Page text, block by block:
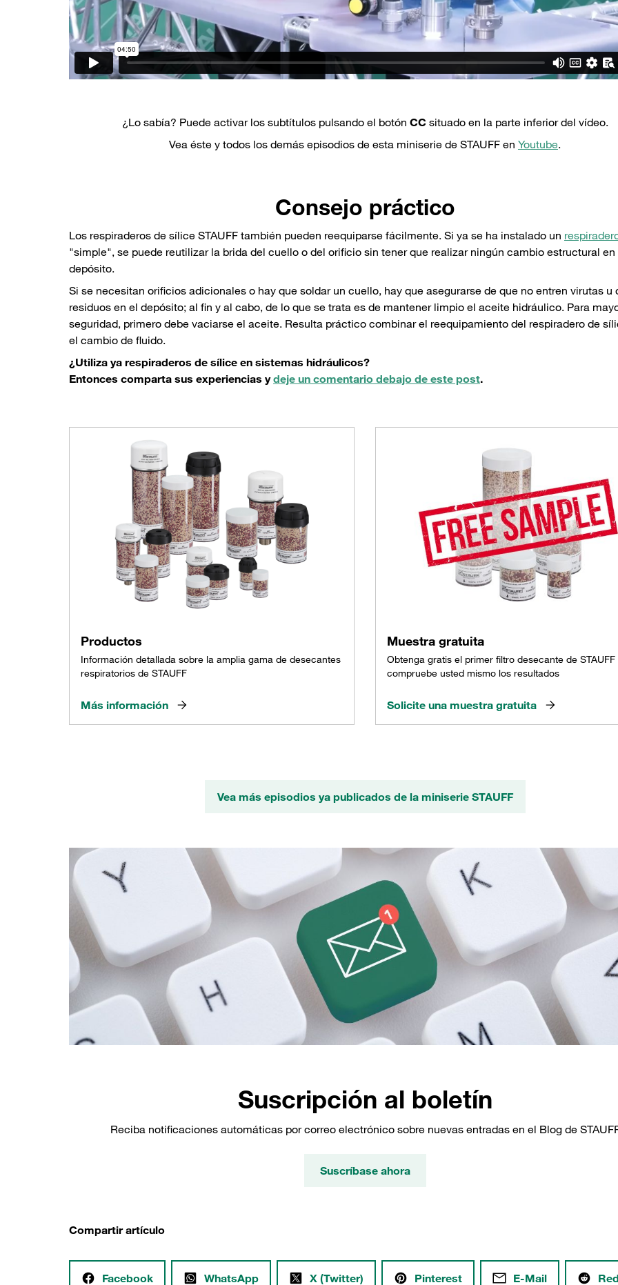
¿Lo sabía? Puede activar los subtítulos pulsando el botón CCsituado en la parte inferior del vídeo.
Vea éste y todos los demás episodios de esta miniserie de STAUFF en Youtube.
Consejo práctico
Los respiraderos de sílice STAUFF también pueden reequiparse fácilmente. Si ya se ha instalado un
"simple", se puede reutilizar la brida del cuello o del orificio sin tener que realizar ningún cambio estructural en
depósito.
Si se necesitan orificios adicionales o hay que soldar un cuello, hay que asegurarse de que no entren virutas u
residuos en el depósito; al fin y al cabo, de lo que se trata es de mantener limpio el aceite hidráulico. Para
seguridad, primero debe vaciarse el aceite. Resulta práctico combinar el reequipamiento del respiradero de
el cambio de fluido.
¿Utiliza ya respiraderos de sílice en sistemas hidráulicos?
Entonces comparta sus experiencias ydeje un comentario debajo de este post.
Productos
Información detallada sobre la amplia gama de desecantes
respiratorios de STAUFF
Más información
Muestra gratuita
Obtenga gratis el primer filtro desecante de STAUFF
compruebe usted mismo los resultados
Solicite una muestra gratuita
Vea más episodios ya publicados de la miniserie STAUFF
Suscripción al boletín
Reciba notificaciones automáticas por correo electrónico sobre nuevas entradas en el Blog de
Suscríbase ahora
Compartir artículo
Facebook WhatsApp X (Twitter) Pinterest E-Mail